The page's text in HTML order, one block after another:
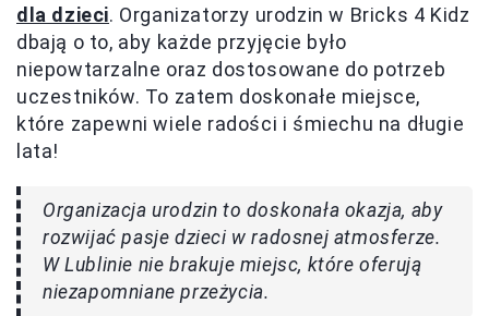
dla dzieci. Organizatorzy urodzin w Bricks 4 Kidz
dbają o to, aby każde przyjęcie było
niepowtarzalne oraz dostosowane do potrzeb
uczestników. To zatem doskonałe miejsce,
które zapewni wiele radości i śmiechu na długie
lata!
Organizacja urodzin to doskonała okazja, aby
rozwijać pasje dzieci w radosnej atmosferze.
W Lublinie nie brakuje miejsc, które oferują
niezapomniane przeżycia.